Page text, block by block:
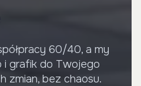
60/40, a my
i grafik do Twojego
zmian, bez chaosu.